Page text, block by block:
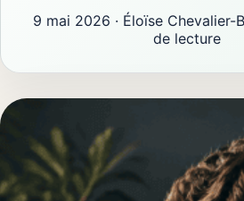
9 mai 2026 · Éloïse Chevalier-
de lecture